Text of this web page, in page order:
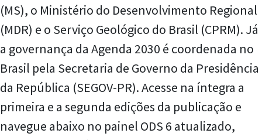
(MS), o Ministério do Desenvolvimento Regional
(MDR) e o Serviço Geológico do Brasil (CPRM). Já
a governança da Agenda 2030 é coordenada no
Brasil pela Secretaria de Governo da Presidência
da República (SEGOV-PR). Acesse na íntegra a
primeira e a segunda edições da publicação e
navegue abaixo no painel ODS 6 atualizado,